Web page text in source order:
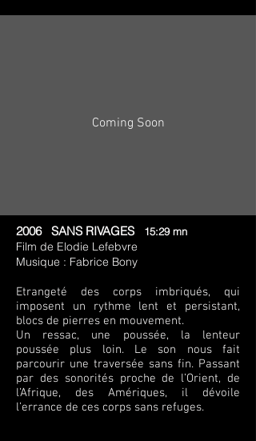
Coming Soon
2006 SANS RIVAGES 15:29 mn
Film de Elodie Lefebvre
Musique : Fabrice Bony
Etrangeté des corps imbriqués, qui
imposent un rythme lent et persistant,
blocs de pierres en mouvement.
Un ressac, une poussée, la lenteur
poussée plus loin. Le son nous fait
parcourir une traversée sans fin. Passant
par des sonorités proche de l’Orient, de
l’Afrique, des Amériques, il dévoile
l’errance de ces corps sans refuges.